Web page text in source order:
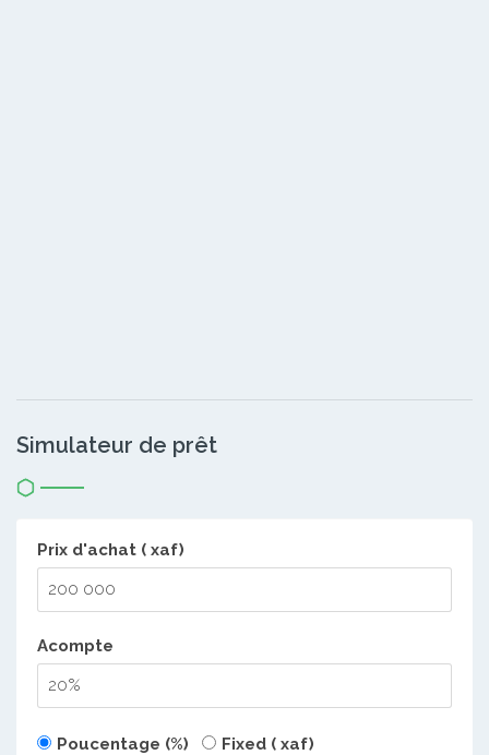
Simulateur de prêt
Prix d'achat ( xaf)
Acompte
Poucentage (%) Fixed ( xaf)